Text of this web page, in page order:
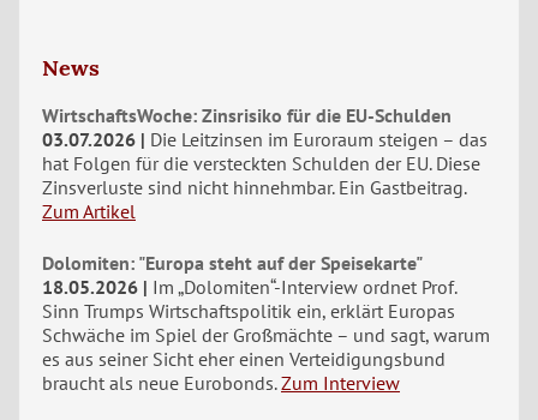
News
WirtschaftsWoche: Zinsrisiko für die EU-Schulden
03.07.2026
Die Leitzinsen im Euroraum steigen – das
hat Folgen für die versteckten Schulden der EU. Diese
Zinsverluste sind nicht hinnehmbar. Ein Gastbeitrag.
Zum Artikel
Dolomiten: "Europa steht auf der Speisekarte"
18.05.2026
Im „Dolomiten“-Interview ordnet Prof.
Sinn Trumps Wirtschaftspolitik ein, erklärt Europas
Schwäche im Spiel der Großmächte – und sagt, warum
es aus seiner Sicht eher einen Verteidigungsbund
braucht als neue Eurobonds. Zum Interview